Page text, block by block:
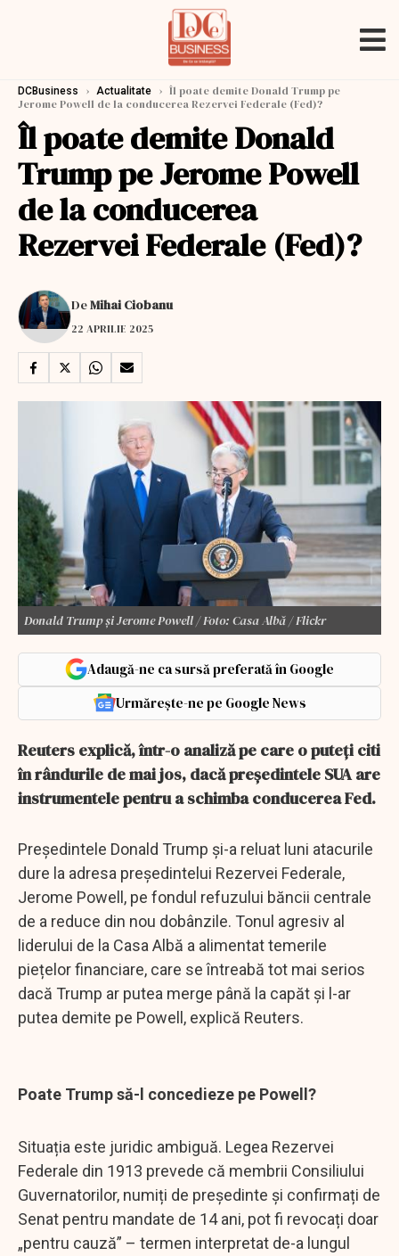
DCBusiness › Actualitate › Îl poate demite Donald Trump pe
Jerome Powell de la conducerea Rezervei Federale (Fed)?
Îl poate demite Donald
Trump pe Jerome Powell
de la conducerea
Rezervei Federale (Fed)?
DeMihai Ciobanu
22 APRILIE 2025
Donald Trump și Jerome Powell / Foto: Casa Albă / Flickr
Adaugă-ne ca sursă preferată în Google
Urmărește-ne pe Google News
Reuters explică, într-o analiză pe care o puteţi citi
în rândurile de mai jos, dacă preşedintele SUA are
instrumentele pentru a schimba conducerea Fed.
Președintele Donald Trump și-a reluat luni atacurile
dure la adresa președintelui Rezervei Federale,
Jerome Powell, pe fondul refuzului băncii centrale
de a reduce din nou dobânzile. Tonul agresiv al
liderului de la Casa Albă a alimentat temerile
piețelor financiare, care se întreabă tot mai serios
dacă Trump ar putea merge până la capăt și l-ar
putea demite pe Powell, explică Reuters.
Poate Trump să-l concedieze pe Powell?
Situația este juridic ambiguă. Legea Rezervei
Federale din 1913 prevede că membrii Consiliului
Guvernatorilor, numiți de președinte și confirmați de
Senat pentru mandate de 14 ani, pot fi revocați doar
„pentru cauză” – termen interpretat de-a lungul